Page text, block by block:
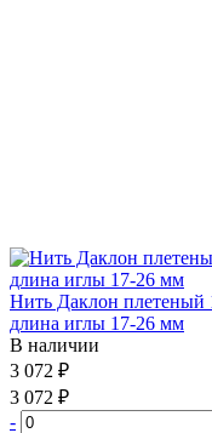
Нить Даклон плетеный
длина иглы 17-26 мм
В наличии
3 072 ₽
3 072 ₽
-